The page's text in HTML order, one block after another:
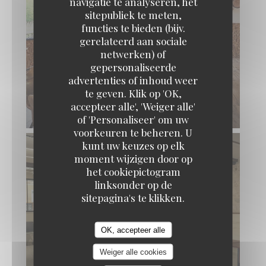
sitepubliek te meten,
functies te bieden (bijv.
gerelateerd aan sociale
netwerken) of
gepersonaliseerde
advertenties of inhoud weer
te geven. Klik op 'OK,
accepteer alle', 'Weiger alle'
of 'Personaliseer' om uw
voorkeuren te beheren. U
kunt uw keuzes op elk
moment wijzigen door op
het cookiepictogram
linksonder op de
sitepagina's te klikken.
OK, accepteer alle
Weiger alle cookies
SÉMINAIRE - SALLE DE RESTAURATION
PRIVATIVE
© Les Etangs de l'Abbaye
SÉMINAIRE - SALLE DE RÉUNION
MODULABLE
Les Étangs de l'Abbaye